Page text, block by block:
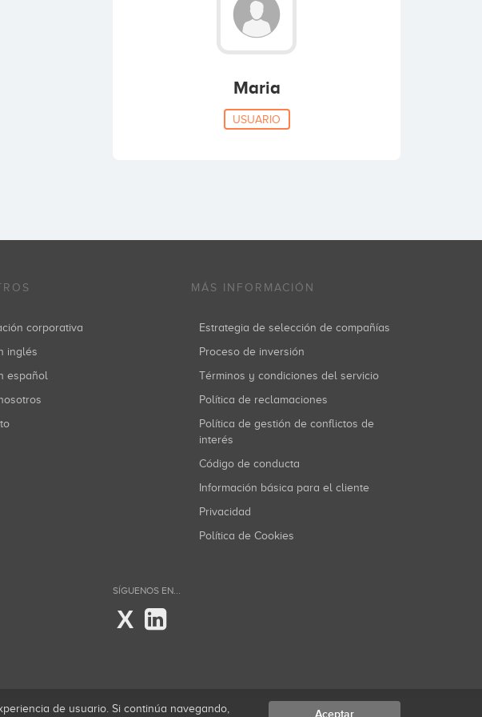
Maria
USUARIO
corporativa
inglés
español
MÁS INFORMACIÓN
Estrategia de selección de compañías
Proceso de inversión
Términos y condiciones del servicio
Política de reclamaciones
Política de gestión de conflictos de
interés
Código de conducta
Información básica para el cliente
Privacidad
Política de Cookies
SÍGUENOS EN...
X
de usuario. Si continúa navegando, Aceptar